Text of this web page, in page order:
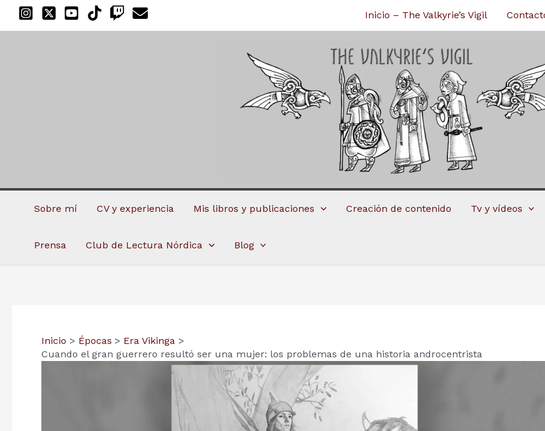
Inicio – The Valkyrie’s Vigil
Sobre mí CV y experiencia Mis libros y publicaciones Creación de contenido Tv y vídeos
Prensa Club de Lectura Nórdica Blog
Inicio Épocas
Era Vikinga
Cuando el gran guerrero resultó ser una mujer: los problemas de una historia androcentrista